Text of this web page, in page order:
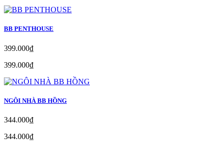
BB PENTHOUSE
399.000₫
399.000₫
NGÔI NHÀ BB HỒNG
344.000₫
344.000₫